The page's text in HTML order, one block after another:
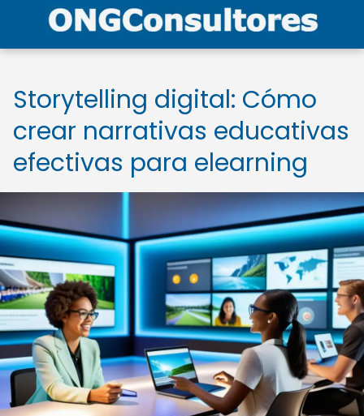
Storytelling digital: Cómo
crear narrativas educativas
efectivas para elearning